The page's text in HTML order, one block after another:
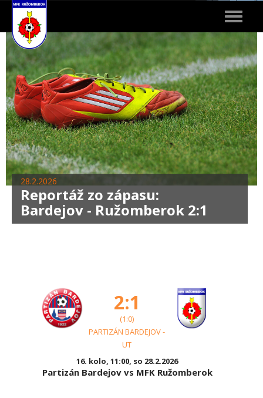
Toggle
28.2.2026
Reportáž zo zápasu:
Bardejov - Ružomberok 2:1
2:1
(1:0)
PARTIZÁN BARDEJOV -
UT
16. kolo, 11:00, so 28.2.2026
Partizán Bardejov vs MFK Ružomberok